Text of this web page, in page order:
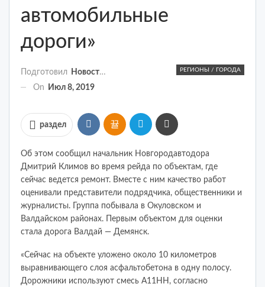
автомобильные
дороги»
РЕГИОНЫ / ГОРОДА
Подготовил
Новости России
On
Июл 8, 2019
раздел
Об этом сообщил начальник Новгородавтодора
Дмитрий Климов во время рейда по объектам, где
сейчас ведется ремонт. Вместе с ним качество работ
оценивали представители подрядчика, общественники и
журналисты. Группа побывала в Окуловском и
Валдайском районах. Первым объектом для оценки
стала дорога Валдай — Демянск.
«Сейчас на объекте уложено около 10 километров
выравнивающего слоя асфальтобетона в одну полосу.
Дорожники используют смесь А11НН, согласно